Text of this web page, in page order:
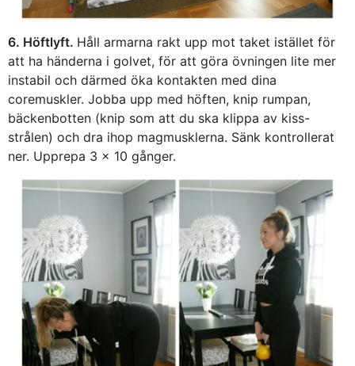
6. Höftlyft. Håll armarna rakt upp mot taket istället för
att ha händerna i golvet, för att göra övningen lite mer
instabil och därmed öka kontakten med dina
coremuskler. Jobba upp med höften, knip rumpan,
bäckenbotten (knip som att du ska klippa av kiss-
strålen) och dra ihop magmusklerna. Sänk kontrollerat
ner. Upprepa 3 x 10 gånger.